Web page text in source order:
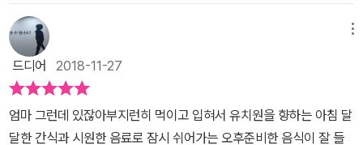
요?아니면 또 끝이 없는 엄마, 그런데 있잖아요? 를 시작했을까
요? 아이들의 마음을 너무나도 귀엽게 잘 표현한 사랑스러운 그림
책엄마, 그런데 있잖아이 책을 읽으면서 아이들도 웃고, 저도 웃고함
께 웃으며 너무 즐거웠던것 같아요첫째는 이게 완전 둘째 이야기라고
하는데, 둘째는 또 내가언제~ 이러고 ㅎㅎ제가 볼땐 둘다 똑같은데
기울여 볼 필요가 있다는 것을 강조해주는 책이네요.내가 피곤할 때
는 빨리자자하고 재촉하기도 했는데,올리버엄마는 끝까지 아이의 말
에 귀 기울이는 모습에 살짝 찔렸네요. 그림책이 너무 예쁘지요?그림
뿐만 아니라 책 내용도 가슴 뭉클하게 해주네요.어린이집 다니면서
엄마와 떨어져 있는 시간동안무엇을 했는지 엄마도 궁금하고, 아이도
엄마에게 말하고 싶은것이 당연하죠.'엄마 그런데 있잖아'처럼'딸, 그
면 그날 아이의 수다는 더 늘어나겠지만 엄마와의 사이는 조금 더 가
까워져 있겠지요.~^^
드디어 2018-11-27
엄마 그런데 있잖아부지런히 먹이고 입혀서 유치원을 향하는 아침 달
달한 간식과 시원한 음료로 잠시 쉬어가는 오후준비한 음식이 잘 들